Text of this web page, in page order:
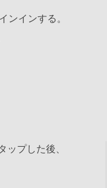
ンインする。
ップした後、